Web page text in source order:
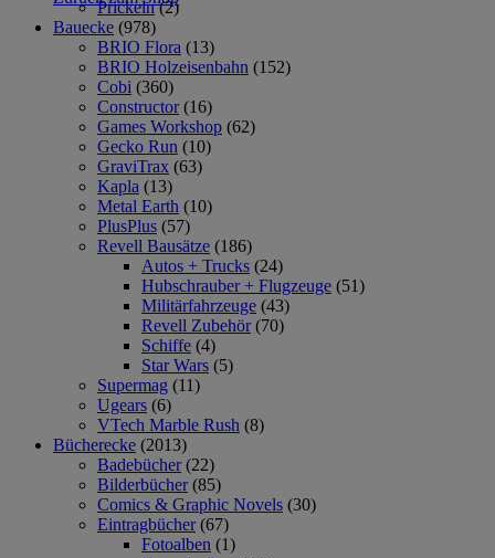
Prickeln (2)
Bauecke (978)
BRIO Flora (13)
BRIO Holzeisenbahn (152)
Cobi (360)
Constructor (16)
Games Workshop (62)
Gecko Run (10)
GraviTrax (63)
Kapla (13)
Metal Earth (10)
PlusPlus (57)
Revell Bausätze (186)
Autos + Trucks (24)
Hubschrauber + Flugzeuge (51)
Militärfahrzeuge (43)
Revell Zubehör (70)
Schiffe (4)
Star Wars (5)
Supermag (11)
Ugears (6)
VTech Marble Rush (8)
Bücherecke (2013)
Badebücher (22)
Bilderbücher (85)
Comics & Graphic Novels (30)
Eintragbücher (67)
Fotoalben (1)